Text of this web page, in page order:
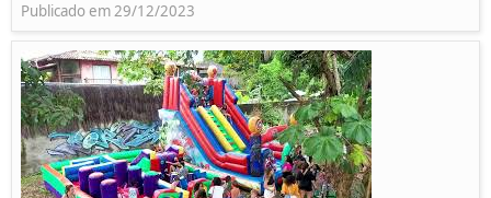
Publicado em 29/12/2023